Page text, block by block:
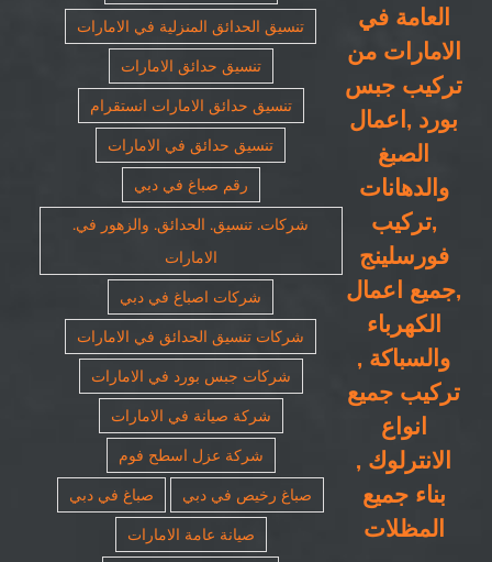
العامة في
الامارات من
تركيب جبس
بورد ,اعمال
الصبغ
والدهانات
,تركيب
فورسلينج
,جميع اعمال
الكهرباء
والسباكة ,
تركيب جميع
انواع
الانترلوك ,
بناء جميع
المظلات
تنسيق الحدائق المنزلية في الامارات
تنسيق حدائق الامارات
تنسيق حدائق الامارات انستقرام
تنسيق حدائق في الامارات
رقم صباغ في دبي
شركات. تنسيق. الحدائق. والزهور في.
الامارات
شركات اصباغ في دبي
شركات تنسيق الحدائق في الامارات
شركات جبس بورد في الامارات
شركة صيانة في الامارات
شركة عزل اسطح فوم
صباغ رخيص في دبي
صباغ في دبي
صيانة عامة الامارات